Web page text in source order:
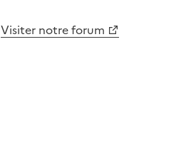
Visiter notre forum